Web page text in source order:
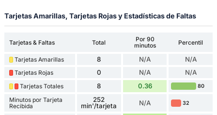
Tarjetas Amarillas, Tarjetas Rojas y Estadísticas de Faltas
Tarjetas & Faltas Total
Por 90
minutos
Percentil
Tarjetas Amarillas 8 N/A N/A
Tarjetas Rojas 0 N/A N/A
Tarjetas Totales 8 0.36 80
Minutos por Tarjeta
Recibida
252
min'/tarjeta
N/A 32